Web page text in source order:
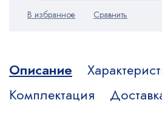
Описание
Комплектация